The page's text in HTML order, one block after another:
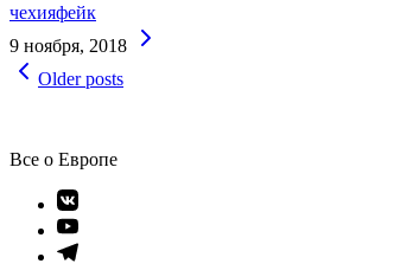
чехияфейк
9 ноября, 2018
Навигация
Older posts
Все о Европе
Элемент
меню
Элемент
меню
Элемент